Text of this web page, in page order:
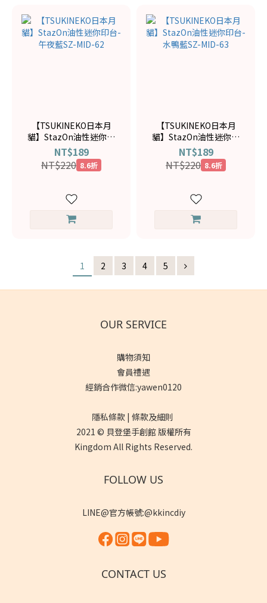
【TSUKINEKO日本月
貓】StazOn油性迷你印
台-午夜藍SZ-MID-62
NT$189
NT$220 8.6折
【TSUKINEKO日本月
貓】StazOn油性迷你印
台-水鴨藍SZ-MID-63
NT$189
NT$220 8.6折
1 2 3 4 5
OUR SERVICE
購物須知
會員禮遇
經銷合作微信:yawen0120
隱私條款 | 條款及細則
2021 © 貝登堡手創館 版權所有
Kingdom All Rights Reserved.
FOLLOW US
LINE@官方帳號:@kkincdiy
CONTACT US